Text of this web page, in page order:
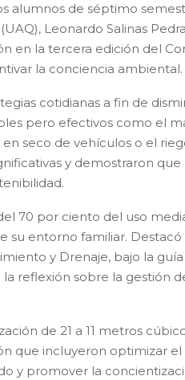
alumnos de séptimo
Leonardo Salinas
en la tercera edición del
la conciencia ambiental.
cotidianas a fin de
pero efectivos como el
seco de vehículos o el
y demostraron
70 por ciento del uso
su entorno familiar.
y Drenaje, bajo la
reflexión sobre la gestión
de 21 a 11 metros
que incluyeron optimizar
y promover la